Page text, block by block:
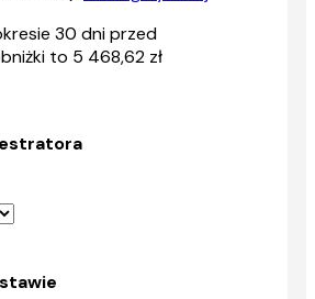
30 dni przed
to 5 468,62 zł